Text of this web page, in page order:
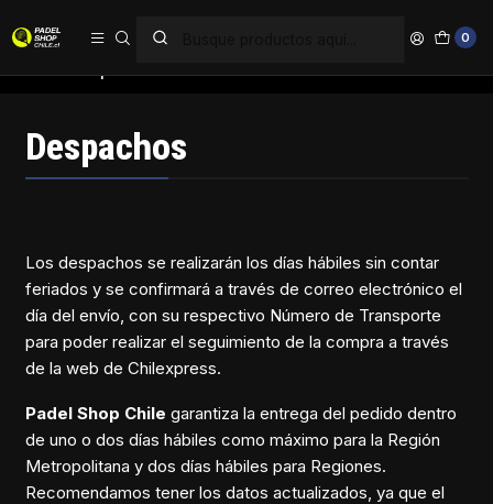
0
Despachos
Los despachos se realizarán los días hábiles sin contar
feriados y se confirmará a través de correo electrónico el
día del envío, con su respectivo Número de Transporte
para poder realizar el seguimiento de la compra a través
de la web de Chilexpress.
Padel Shop Chile garantiza la entrega del pedido dentro
de uno o dos días hábiles como máximo para la Región
Metropolitana y dos días hábiles para Regiones.
Recomendamos tener los datos actualizados, ya que el